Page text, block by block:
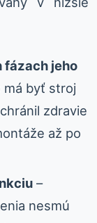
fázach jeho
má byť stroj
zdravie
až po
–
nesmú